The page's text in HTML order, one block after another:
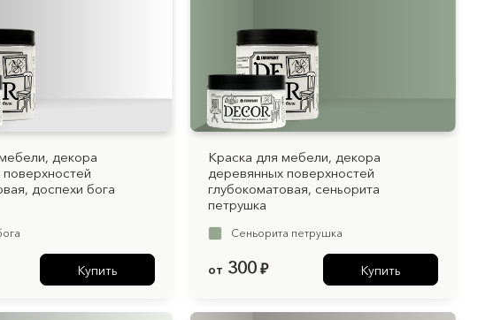
декора
доспехи бога
Купить
Краска для мебели, декора
деревянных поверхностей
глубокоматовая, сеньорита
петрушка
Сеньорита петрушка
от 300 ₽ Купить